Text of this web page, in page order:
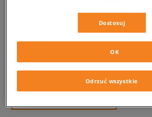
NIKE AIR MAX 97 (GS)
Dostosuj
Odrzuć wszystkie
OK